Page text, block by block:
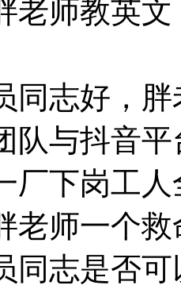
老师教英
同志好，
队与抖音
厂下岗工
老师一个
同志是否